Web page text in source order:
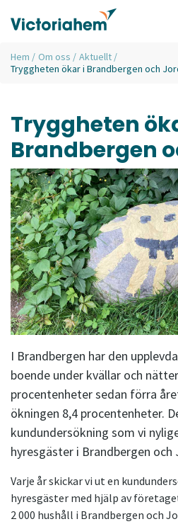
Hem / Om oss / Aktuellt /
Tryggheten ökar i Brandbergen och
Tryggheten
Brandbergen
I Brandbergen har den
boende under kvällar och
procentenheter sedan förra
ökningen 8,4 procentenheter.
kundundersökning som vi
hyresgäster i Brandbergen och
Varje år skickar vi ut en
hyresgäster med hjälp av
2 000 hushåll i Brandbergen och